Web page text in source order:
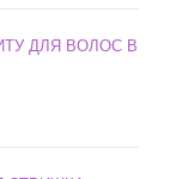
ДЛЯ ВОЛОС В